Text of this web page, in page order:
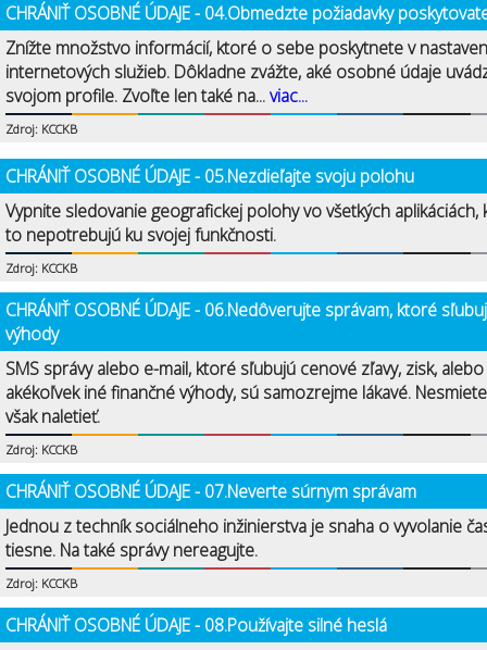
CHRÁNIŤ OSOBNÉ ÚDAJE - 04.Obmedzte požiadavky
Znížte množstvo informácií, ktoré o sebe poskytnete v
internetových služieb. Dôkladne zvážte, aké osobné údaje
svojom profile. Zvoľte len také na...viac...
Zdroj: KCCKB
CHRÁNIŤ OSOBNÉ ÚDAJE - 05.Nezdieľajte svoju polohu
Vypnite sledovanie geografickej polohy vo všetkých aplikáciách,
to nepotrebujú ku svojej funkčnosti.
Zdroj: KCCKB
CHRÁNIŤ OSOBNÉ ÚDAJE - 06.Nedôverujte správam, ktoré
výhody
SMS správy alebo e-mail, ktoré sľubujú cenové zľavy, zisk, alebo
akékoľvek iné finančné výhody, sú samozrejme lákavé.
však naletieť.
Zdroj: KCCKB
CHRÁNIŤ OSOBNÉ ÚDAJE - 07.Neverte súrnym správam
Jednou z techník sociálneho inžinierstva je snaha o vyvolanie
tiesne. Na také správy nereagujte.
Zdroj: KCCKB
CHRÁNIŤ OSOBNÉ ÚDAJE - 08.Používajte silné heslá